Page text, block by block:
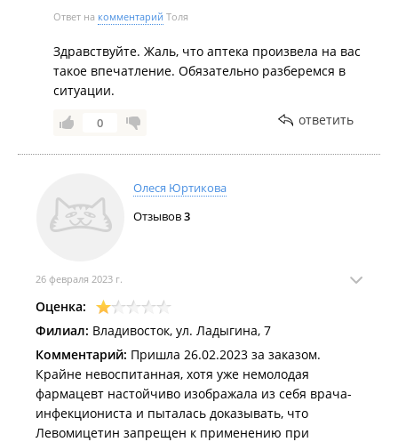
Ответ на комментарий Толя
Здравствуйте. Жаль, что аптека произвела на вас
такое впечатление. Обязательно разберемся в
ситуации.
0 ответить
Олеся Юртикова
Отзывов3
26 февраля 2023 г.
Оценка:
Филиал: Владивосток, ул. Ладыгина, 7
Комментарий: Пришла 26.02.2023 за заказом.
Крайне невоспитанная, хотя уже немолодая
фармацевт настойчиво изображала из себя врача-
инфекциониста и пыталась доказывать, что
Левомицетин запрещен к применению при